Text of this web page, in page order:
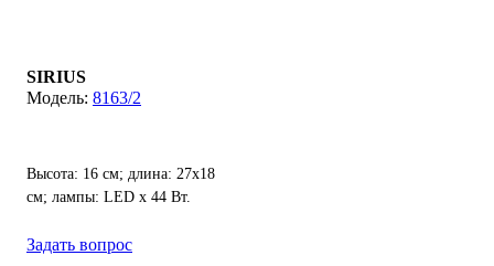
SIRIUS
8163/2
Высота: 16 см; длина: 27х18
см; лампы: LED х 44 Вт.
Задать вопрос